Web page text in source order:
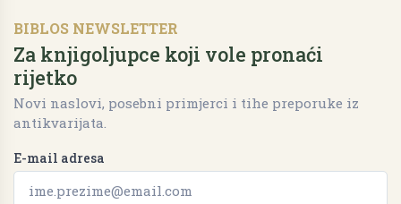
BIBLOS NEWSLETTER
Za knjigoljupce koji vole pronaći
rijetko
Novi naslovi, posebni primjerci i tihe preporuke iz
antikvarijata.
E-mail adresa